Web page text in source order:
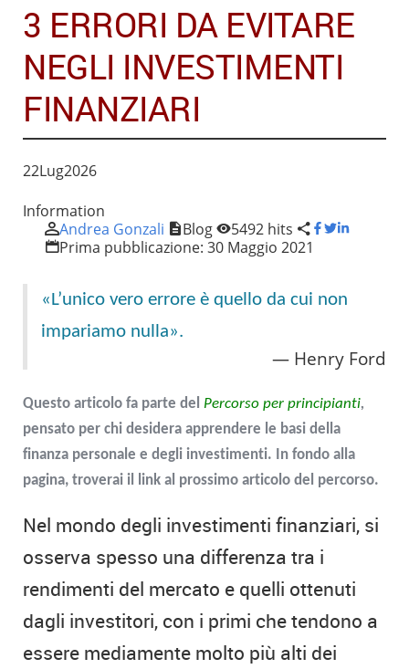
3 ERRORI DA EVITARE
NEGLI INVESTIMENTI
FINANZIARI
22Lug2026
Information
Andrea Gonzali
Blog
5492 hits
Prima pubblicazione: 30 Maggio 2021
«L’unico vero errore è quello da cui non
impariamo nulla».
Henry Ford
Questo articolo fa parte del Percorso per principianti,
pensato per chi desidera apprendere le basi della
finanza personale e degli investimenti. In fondo alla
pagina, troverai il link al prossimo articolo del percorso.
Nel mondo degli investimenti finanziari, si
osserva spesso una differenza tra i
rendimenti del mercato e quelli ottenuti
dagli investitori, con i primi che tendono a
essere mediamente molto più alti dei